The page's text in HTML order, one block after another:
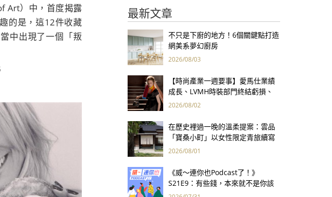
Art）中，首度揭露
的是，這12件收藏
中出現了一個「叛
最新文章
不只是下廚的地方！6個關鍵點打造
網美系夢幻廚房
2026/08/03
【時尚產業一週要事】愛馬仕業績
成長、LVMH時裝部門終結虧損、
Kering轉型策略初現成效、Prada
2026/08/02
在歷史裡過一晚的溫柔提案：雲品
「寶桑小町」以女性限定青旅續寫
台東老屋記憶
2026/08/01
《威～連你也Podcast了！》
S21E9：有些錢，本來就不是你該
賺的——讀《一個投機者的告白》